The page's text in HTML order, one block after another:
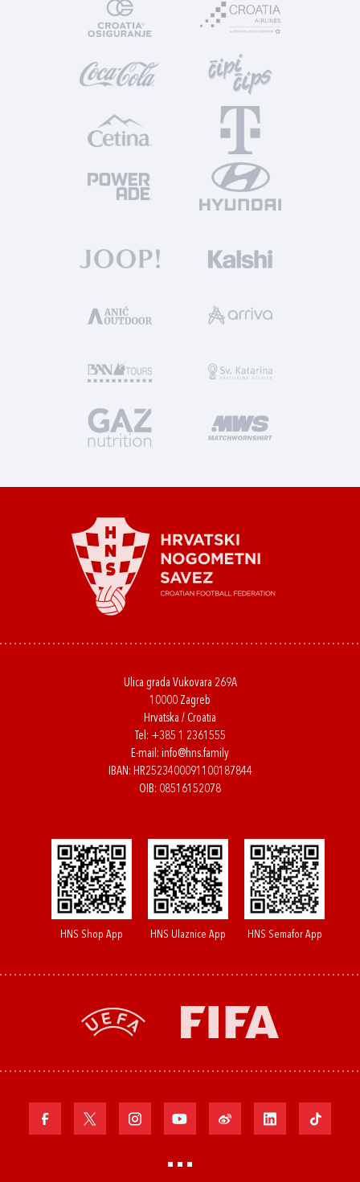
Ulica grada Vukovara 269A
10000 Zagreb
Hrvatska / Croatia
Tel: +385 1 2361555
E-mail: info@hns.family
IBAN: HR2523400091100187844
OIB: 08516152078
HNS Shop App HNS Ulaznice App HNS Semafor App